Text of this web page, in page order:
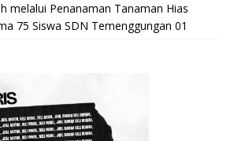
melalui Penanaman Tanaman Hias
75 Siswa SDN Temenggungan 01